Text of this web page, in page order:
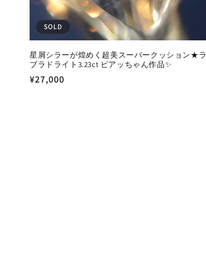
SOLD
星屑シラーが煌めく超美スーパークッション★ラ
ブラドライト3.23ct ピアッちゃん作品✨
通
¥27,000